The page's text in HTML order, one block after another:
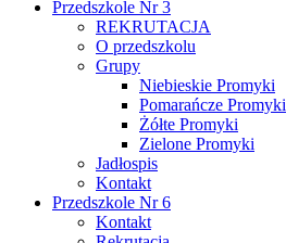
Przedszkole Nr 3
REKRUTACJA
O przedszkolu
Grupy
Niebieskie Promyki
Pomarańcze Promyki
Żółte Promyki
Zielone Promyki
Jadłospis
Kontakt
Przedszkole Nr 6
Kontakt